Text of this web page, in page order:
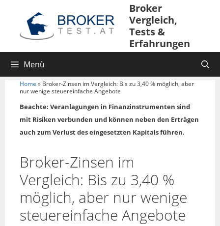
Broker
Vergleich,
Tests &
Erfahrungen
Menü
Home » Broker-Zinsen im Vergleich: Bis zu 3,40 % möglich, aber
nur wenige steuereinfache Angebote
Beachte: Veranlagungen in Finanzinstrumenten sind
mit Risiken verbunden und können neben den Erträgen
auch zum Verlust des eingesetzten Kapitals führen.
Broker-Zinsen im
Vergleich: Bis zu 3,40 %
möglich, aber nur wenige
steuereinfache Angebote